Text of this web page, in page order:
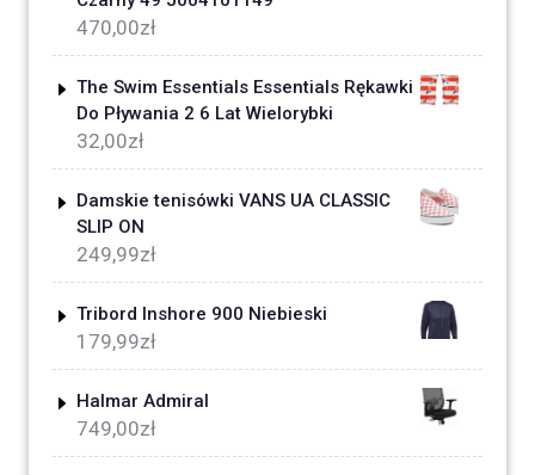
470,00zł
The Swim Essentials Essentials Rękawki
Do Pływania 2 6 Lat Wielorybki
32,00zł
Damskie tenisówki VANS UA CLASSIC
SLIP ON
249,99zł
Tribord Inshore 900 Niebieski
179,99zł
Halmar Admiral
749,00zł